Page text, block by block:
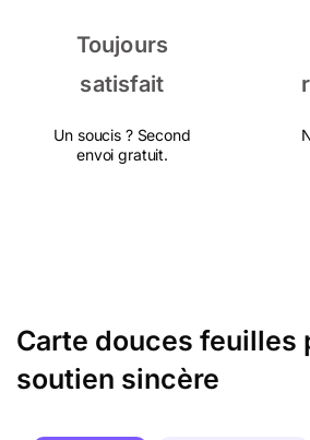
Toujours
satisfait
Un soucis ? Second
envoi gratuit.
Carte douces feuilles
soutien sincère